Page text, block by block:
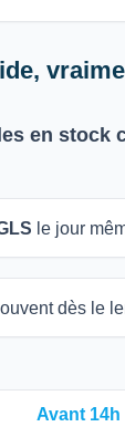
en stock
le jour
dès le
Avant 14h